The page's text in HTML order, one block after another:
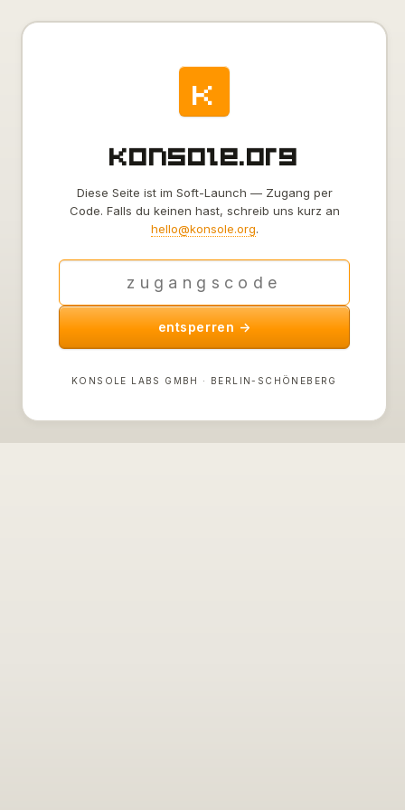
k
konsole.org
Diese Seite ist im Soft-Launch — Zugang per
Code. Falls du keinen hast, schreib uns kurz an
hello@konsole.org.
entsperren →
KONSOLE LABS GMBH · BERLIN-SCHÖNEBERG